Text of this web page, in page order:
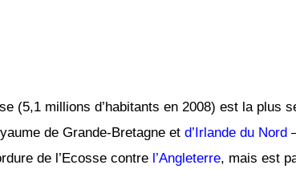
(5,1 millions d’habitants en 2008) est la plus
de Grande-Bretagne et d’Irlande du Nord
de l’Ecosse contre l’Angleterre, mais est